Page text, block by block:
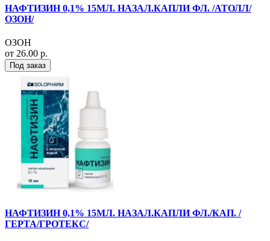
НАФТИЗИН 0,1% 15МЛ. НАЗАЛ.КАПЛИ ФЛ. /АТОЛЛ/
ОЗОН/
ОЗОН
от 26.00 р.
Под заказ
НАФТИЗИН 0,1% 15МЛ. НАЗАЛ.КАПЛИ ФЛ./КАП. /
ГЕРТА/ГРОТЕКС/